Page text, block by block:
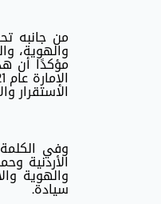
من جانبه
والهوية،
مؤكدًا أن
الاستقرار
وفي
الأردنية
والهوية
سيادة.